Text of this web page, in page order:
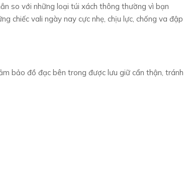
so với những loại túi xách thông thường vì bạn
chiếc vali ngày nay cực nhẹ, chịu lực, chống va đập
bảo đồ đạc bên trong được lưu giữ cẩn thận, tránh